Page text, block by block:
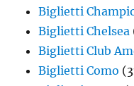
Biglietti
Biglietti Chelsea
Biglietti Club
Biglietti Como